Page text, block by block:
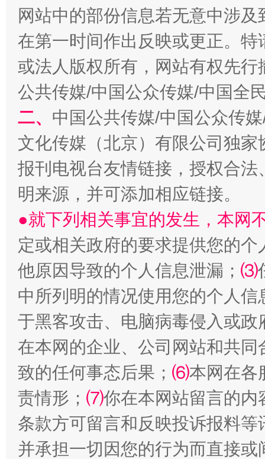
受贿1.44亿！段成刚被判无期 从幼
全民健身五年计划来了！等你上场
阿坝州三大球赛在茂县开幕 规模
网站中的部份信息若无意中涉
在第一时间作出反映或更正。
或法人版权所有，网站有权先
公共传媒/中国公众传媒/中国全
二、 中国公共传媒/中国公众传
文化传媒（北京）有限公司独
报刊电视台友情链接，授权合
明来源，并可添加相应链接。
●就下列相关事宜的发生，本网
定或相关政府的要求提供您的个
他原因导致的个人信息泄漏； ⑶
中所列明的情况使用您的个人
于黑客攻击、电脑病毒侵入或
在本网的企业、公司网站和共
致的任何事态后果； ⑹本网在各
责情形； ⑺你在本网站留言的内
条款方可留言和反映投诉报料
并承担一切因您的行为而直接